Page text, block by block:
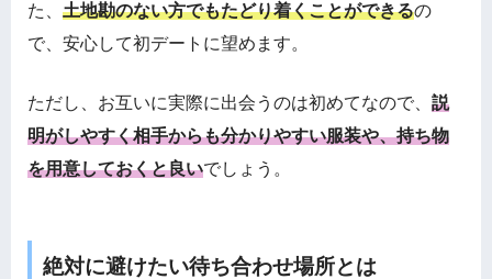
た、 土地勘のない方でもたどり着くことができるの
で、安心して初デートに望めます。
ただし、お互いに実際に出会うのは初めてなので、 説
明がしやすく相手からも分かりやすい服装や、持ち物
を用意しておくと良いでしょう。
絶対に避けたい待ち合わせ場所とは